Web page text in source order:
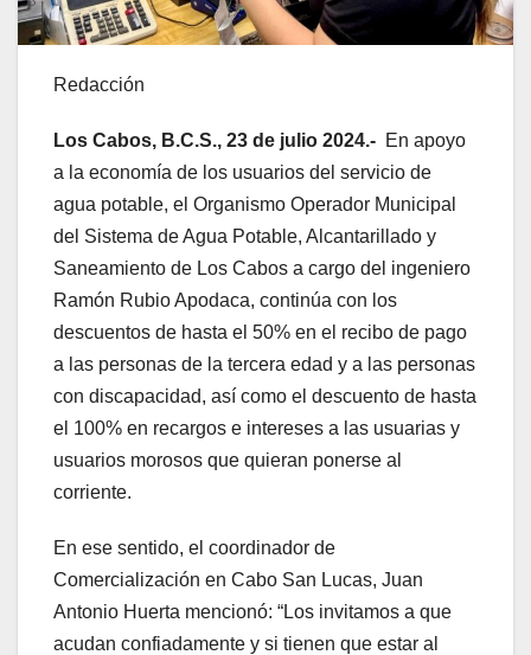
Redacción
Los Cabos, B.C.S., 23 de julio 2024.- En apoyo
a la economía de los usuarios del servicio de
agua potable, el Organismo Operador Municipal
del Sistema de Agua Potable, Alcantarillado y
Saneamiento de Los Cabos a cargo del ingeniero
Ramón Rubio Apodaca, continúa con los
descuentos de hasta el 50% en el recibo de pago
a las personas de la tercera edad y a las personas
con discapacidad, así como el descuento de hasta
el 100% en recargos e intereses a las usuarias y
usuarios morosos que quieran ponerse al
corriente.
En ese sentido, el coordinador de
Comercialización en Cabo San Lucas, Juan
Antonio Huerta mencionó: “Los invitamos a que
acudan confiadamente y si tienen que estar al